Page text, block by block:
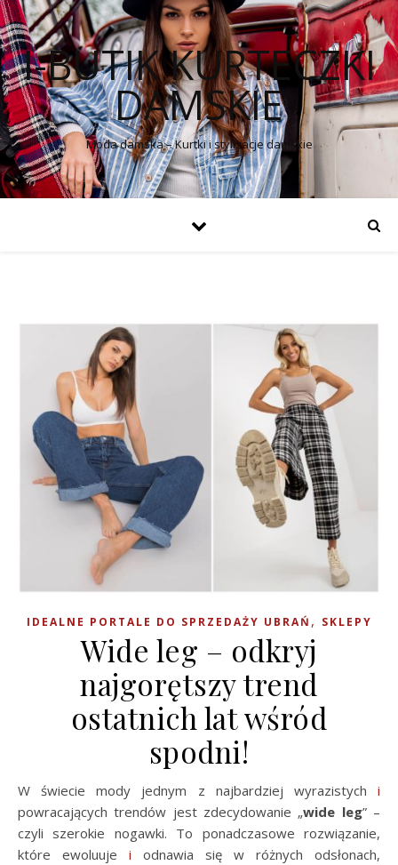
I-BUTIK KURTECZKI
DAMSKIE
Moda damska – Kurtki i stylizacje damskie
IDEALNE PORTALE DO SPRZEDAŻY UBRAŃ , SKLEPY
Wide leg – odkryj
najgorętszy trend
ostatnich lat wśród
spodni!
W świecie mody jednym z najbardziej wyrazistych i
powracających trendów jest zdecydowanie „wide leg” –
czyli szerokie nogawki. To ponadczasowe rozwiązanie,
które ewoluuje i odnawia się w różnych odsłonach,